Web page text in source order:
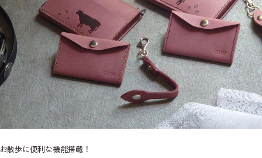
お散歩に便利な機能搭載！